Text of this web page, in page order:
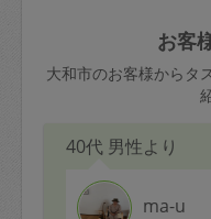
お客
大和市のお客様からタ
40代 男性より
ma-u